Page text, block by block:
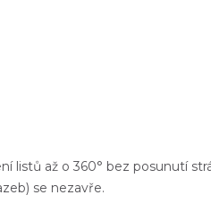
listů až o 360° bez posunutí
se nezavře.